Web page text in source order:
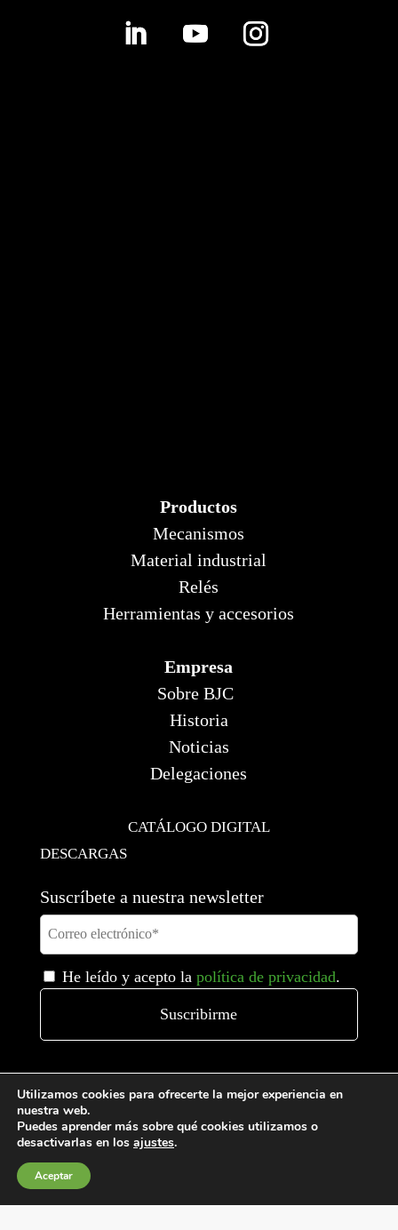
Productos
Mecanismos
Material industrial
Relés
Herramientas y accesorios
Empresa
Sobre BJC
Historia
Noticias
Delegaciones
CATÁLOGO DIGITAL
DESCARGAS
Suscríbete a nuestra newsletter
He leído y acepto la política de privacidad.
Política de Cookies
Utilizamos cookies para ofrecerte la mejor experiencia en
nuestra web.
Puedes aprender más sobre qué cookies utilizamos o
desactivarlas en los ajustes.
Aceptar